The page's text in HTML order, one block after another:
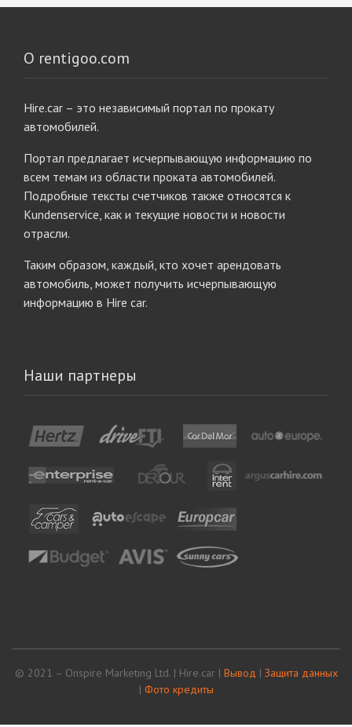
О rentigoo.com
Hire.car – это независимый портал по прокату
автомобилей.
Портал предлагает исчерпывающую информацию по
всем темам из области проката автомобилей.
Подробные тексты счетчиков также относятся к
Kundenservice, как и текущие новости и новости
отрасли.
Таким образом, каждый, кто хочет арендовать
автомобиль, может получить исчерпывающую
информацию в Hire car.
Наши партнеры
© 2021 – Onspire Marketing Ltd. | Hire.car | Вывод | Защита данных
| Фото кредиты